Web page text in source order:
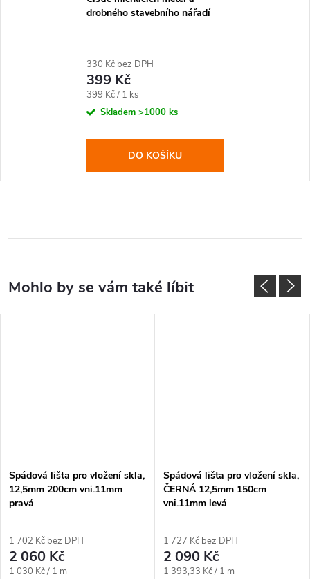
drobného stavebního nářadí
330 Kč bez DPH
399 Kč
Měrná
cena:
399 Kč / 1 ks
Skladem >1000 ks
DO KOŠÍKU
Spádová lišta pro vložení skla,
12,5mm 200cm vni.11mm
pravá
1 702 Kč bez DPH
2 060 Kč
Měrná
1 030 Kč / 1 m
Spádová lišta pro vložení skla,
ČERNÁ 12,5mm 150cm
vni.11mm levá
1 727 Kč bez DPH
2 090 Kč
Měrná
1 393,33 Kč / 1 m